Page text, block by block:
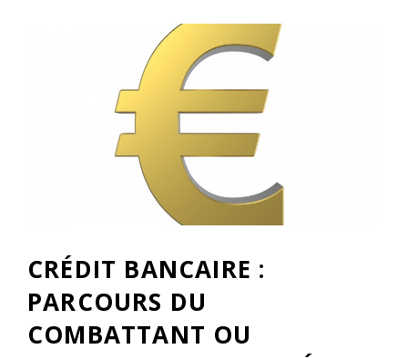
CRÉDIT BANCAIRE :
PARCOURS DU
COMBATTANT OU